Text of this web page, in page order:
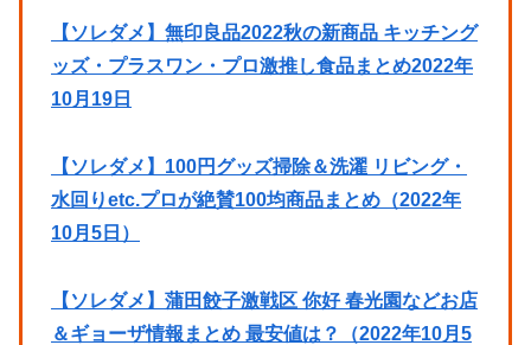
【ソレダメ】無印良品2022秋の新商品 キッチング
ッズ・プラスワン・プロ激推し食品まとめ2022年
10月19日
【ソレダメ】100円グッズ掃除＆洗濯 リビング・
水回りetc.プロが絶賛100均商品まとめ（2022年
10月5日）
【ソレダメ】蒲田餃子激戦区 你好 春光園などお店
＆ギョーザ情報まとめ 最安値は？（2022年10月5